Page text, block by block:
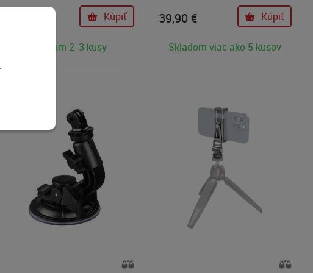
statívom s 1/4 "skrutkou.
Kúpiť
Skladom 2-3 kusy
39,90 € Kúpiť
Skladom viac ako 5 kusov